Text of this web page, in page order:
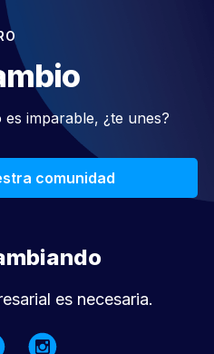
imparable, ¿te unes?
comunidad
es necesaria.